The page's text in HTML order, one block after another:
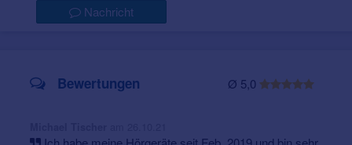
Nachricht
Ø 5,0
Bewertungen